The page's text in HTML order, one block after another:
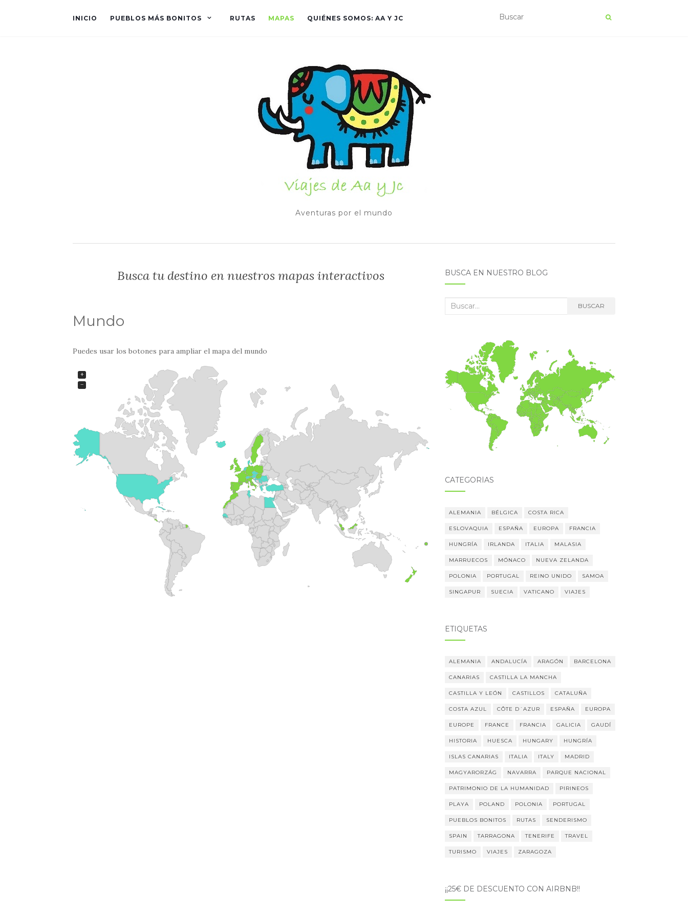
INICIO PUEBLOS MÁS BONITOS RUTAS MAPAS QUIÉNES SOMOS: AA Y JC
Aventuras por el mundo
Busca tu destino en nuestros mapas interactivos
Mundo
Puedes usar los botones para ampliar el mapa del mundo
+
−
BUSCA EN NUESTRO BLOG
Buscar: BUSCAR
CATEGORÍAS
ALEMANIA BÉLGICA COSTA RICA
ESLOVAQUIA ESPAÑA EUROPA FRANCIA
HUNGRÍA IRLANDA ITALIA MALASIA
MARRUECOS MÓNACO NUEVA ZELANDA
POLONIA PORTUGAL REINO UNIDO SAMOA
SINGAPUR SUECIA VATICANO VIAJES
ETIQUETAS
ALEMANIA ANDALUCÍA ARAGÓN BARCELONA
CANARIAS CASTILLA LA MANCHA
CASTILLA Y LEÓN CASTILLOS CATALUÑA
COSTA AZUL CÔTE D´AZUR ESPAÑA EUROPA
EUROPE FRANCE FRANCIA GALICIA GAUDÍ
HISTORIA HUESCA HUNGARY HUNGRÍA
ISLAS CANARIAS ITALIA ITALY MADRID
MAGYARORZÁG NAVARRA PARQUE NACIONAL
PATRIMONIO DE LA HUMANIDAD PIRINEOS
PLAYA POLAND POLONIA PORTUGAL
PUEBLOS BONITOS RUTAS SENDERISMO
SPAIN TARRAGONA TENERIFE TRAVEL
TURISMO VIAJES ZARAGOZA
¡¡25€ DE DESCUENTO CON AIRBNB!!